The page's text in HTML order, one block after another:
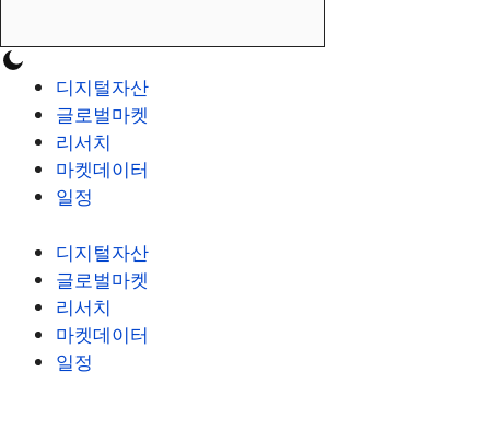
디지털자산
글로벌마켓
리서치
마켓데이터
일정
디지털자산
글로벌마켓
리서치
마켓데이터
일정